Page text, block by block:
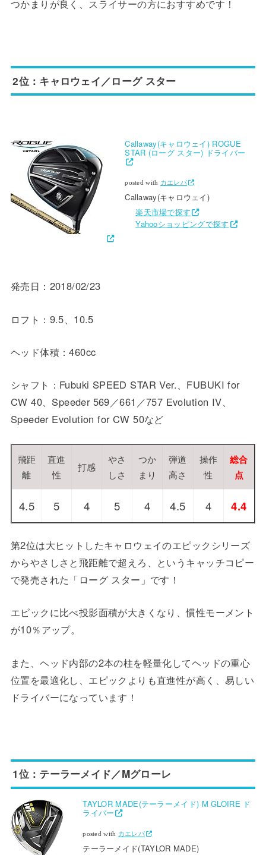
つかまりが良く、スライサーの方におすすめです！
2位：キャロウェイ／ローグ スター
Callaway(キャロウェイ) ROGUE
STAR (ローグ スター) ドライバー
posted with カエレバ
Callaway(キャロウェイ)
楽天市場で探す
Yahooショッピングで探す
発売日：2018/02/23
ロフト：9.5、10.5
ヘッド体積：460cc
シャフト：Fubuki SPEED STAR Ver.、FUBUKI for
CW 40、Speeder 569／661／757 Evolution IV、
Speeder Evolution for CW 50など
飛距
離
直進
性
打感
やさ
しさ
つか
まり
弾道
高さ
操作
性
総合
点
4.5 5 4 5 4 4.5 4 4.4
第2位は大ヒットしたキャロウェイのエピックシリーズ
からやさしさと飛距離で超えろ、というキャッチコピー
で発売された「ローグ スター」です！
エピックに比べ投影面積が大きくなり、慣性モーメント
が10％アップ。
また、ヘッド内部の2本の柱を軽量化してヘッドの重心
位置を最適化し、エピックよりも直進性が高く、易しい
ドライバーになっています！
1位：テーラーメイド／Mグローレ
TAYLOR MADE(テーラーメイド) M GLOIRE ド
ライバー
posted with カエレバ
テーラーメイド(TAYLOR MADE)